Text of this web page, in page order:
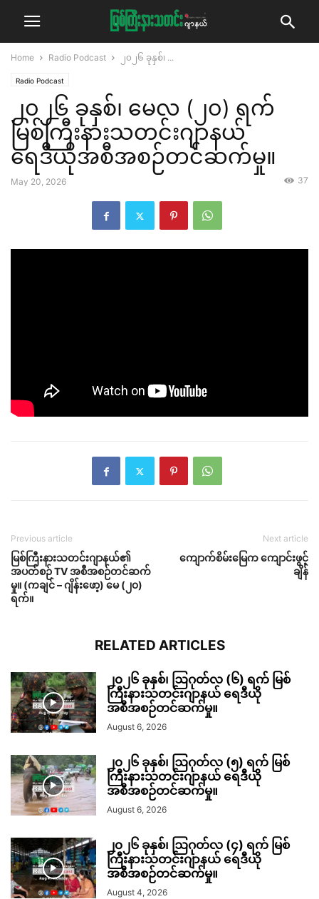
Home Radio Podcast ၂၀၂၆ ခုနှစ်၊ ...
Radio Podcast
၂၀၂၆ ခုနှစ်၊ မေလ (၂၀) ရက်
မြစ်ကြီးနားသတင်းဂျာနယ်
ရေဒီယိုအစီအစဉ်တင်ဆက်မှု။
May 20, 2026 37
Previous article
မြစ်ကြီးနားသတင်းဂျာနယ်၏
အပတ်စဉ် TV အစီအစဉ်တင်ဆက်
မှု။ (ကချင် – ဂျိန်းဖော့) မေ (၂၀)
ရက်။
Next article
ကျောက်စိမ်းမြေက ကျောင်းဖွင့်
ချိန်
RELATED ARTICLES
၂၀၂၆ ခုနှစ်၊ ဩဂုတ်လ (၆) ရက် မြစ်
ကြီးနားသတင်းဂျာနယ် ရေဒီယို
အစီအစဉ်တင်ဆက်မှု။
August 6, 2026
၂၀၂၆ ခုနှစ်၊ ဩဂုတ်လ (၅) ရက် မြစ်
ကြီးနားသတင်းဂျာနယ် ရေဒီယို
အစီအစဉ်တင်ဆက်မှု။
August 6, 2026
၂၀၂၆ ခုနှစ်၊ ဩဂုတ်လ (၄) ရက် မြစ်
ကြီးနားသတင်းဂျာနယ် ရေဒီယို
အစီအစဉ်တင်ဆက်မှု။
August 4, 2026